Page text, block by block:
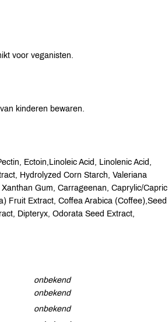
voor veganisten.
kinderen bewaren.
Ectoin,Linoleic Acid, Linolenic Acid,
Hydrolyzed Corn Starch, Valeriana
Gum, Carrageenan, Caprylic/Capric
Fruit Extract, Coffea Arabica (Coffee),Seed
Dipteryx, Odorata Seed Extract,
onbekend
onbekend
onbekend